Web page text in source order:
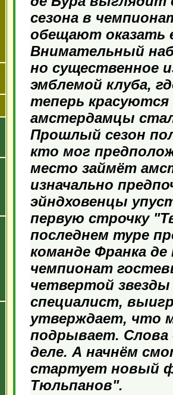
сезона в
обещают оказать
Внимательный
но существенное
эмблемой клуба,
теперь красуются
амстердамцы
Прошлый сезон
кто мог
место займёт
изначально
эйндховенцы
первую строчку
последнем туре
команде Франка де
чемпионат
четвертой
специалист,
утверждает, что
подрывает. Слова
деле. А начнём
стартует новый
Тюльпанов".